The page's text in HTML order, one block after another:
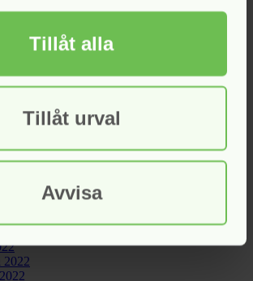
Tillåt alla
Tillåt urval
Avvisa
2023
2023
2022
2022